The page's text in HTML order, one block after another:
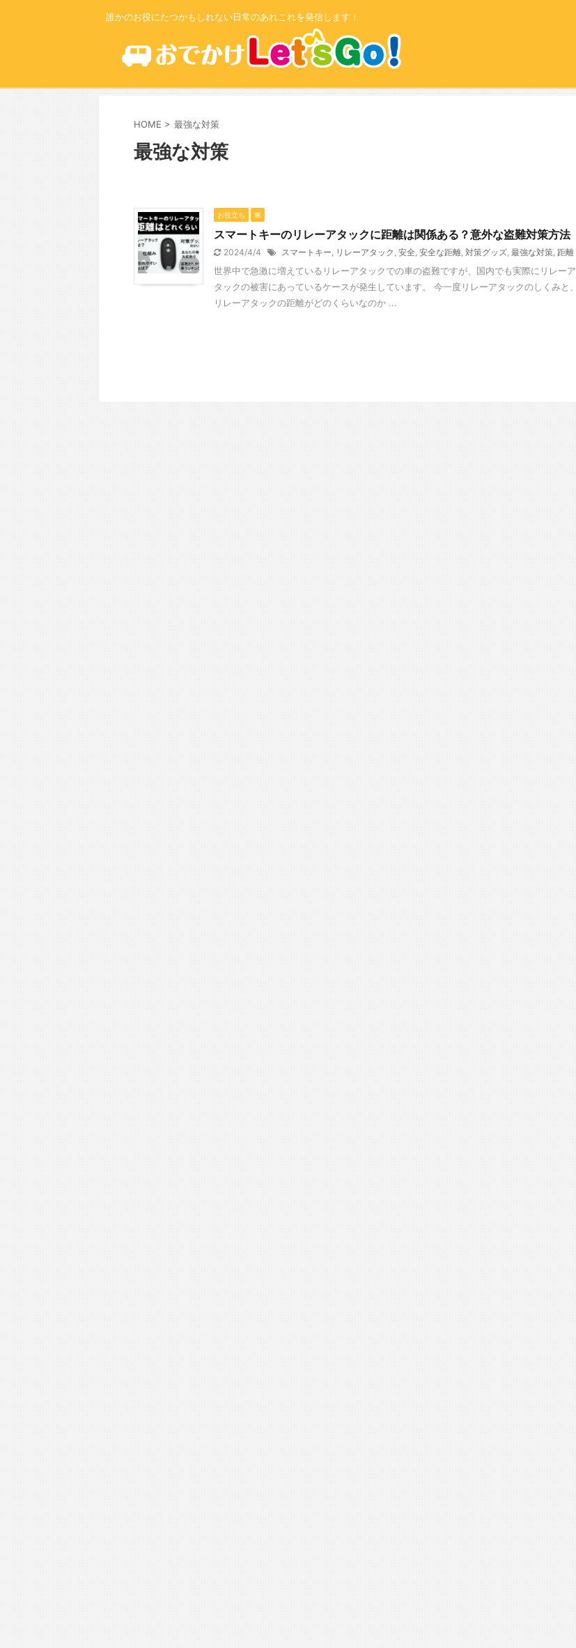
誰かのお役にたつかもしれない日常のあれこれを発信します！
HOME > 最強な対策
最強な対策
お役立ち 車
スマートキーのリレーアタックに距離は関係ある？意外な盗難対策方法
2024/4/4 スマートキー, リレーアタック , 安全, 安全な距離, 対策グッズ, 最強な対策, 距離
世界中で急激に増えているリレーアタックでの車の盗難ですが、国内でも実際にリレーア
タックの被害にあっているケースが発生しています。 今一度リレーアタックのしくみと、
リレーアタックの距離がどのくらいなのか ...